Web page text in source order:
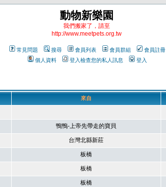
動物新樂園
我們搬家了，請至
http://www.meetpets.org.tw
常見問題 搜尋 會員列表 會員群組
會員註冊
個人資料
登入檢查您的私人訊息 登入
來自
鴨鴨-上帝先帶走的寶貝
台灣北縣新莊
板橋
板橋
板橋